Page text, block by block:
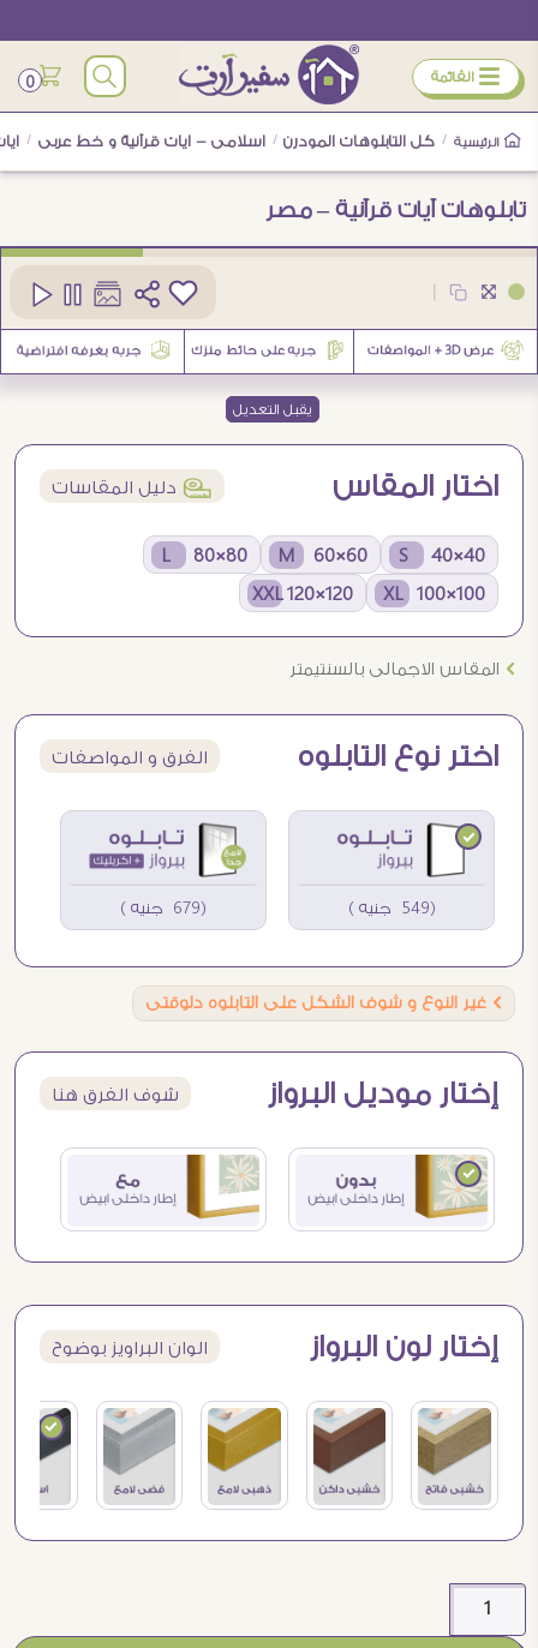
ÿ القائمة 0
الرئيسية / كل التابلوهات المودرن / اسلامى - ايات قرآنية و خط عربى /
تابلوهات آيات قرآنية – مصر
يقبل التعديل
اختار المقاس í دليل المقاسات
40×40 S
60×60 M
80×80 L
100×100 XL
120×120 XXL
Ö المقاس الاجمالى بالسنتيمتر
اختر نوع التابلوه الفرق و المواصفات
(549 جنيه ) (679 جنيه )
Ö غير النوع و شوف الشكل على التابلوه دلوقتى
إختار موديل البرواز شوف الفرق هنا
إختار لون البرواز الوان البراويز بوضوح